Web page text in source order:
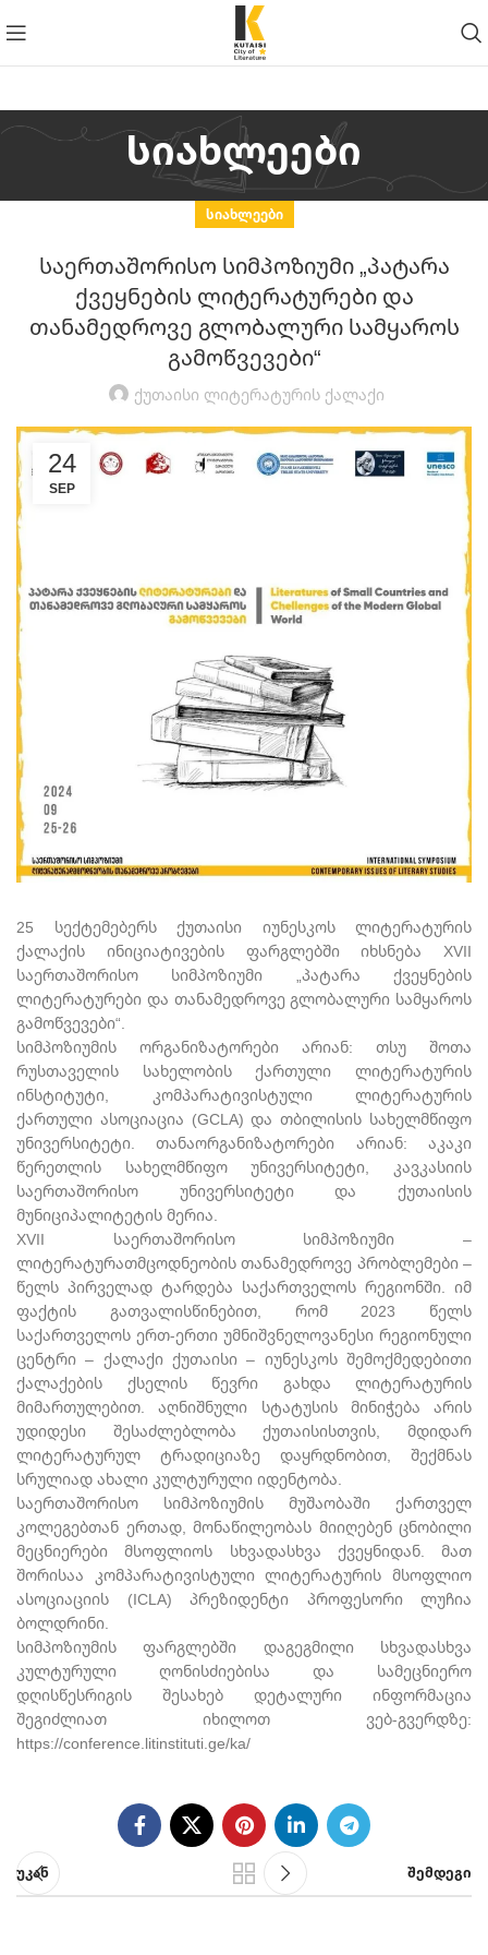
სიახლეები
ᲡᲘᲐᲮᲚᲔᲔᲑᲘ
საერთაშორისო სიმპოზიუმი „პატარა
ქვეყნების ლიტერატურები და
თანამედროვე გლობალური სამყაროს
გამოწვევები“
Ქუთაისი Ლიტერატურის Ქალაქი
24
SEP
25 სექტემებერს ქუთაისი იუნესკოს ლიტერატურის
ქალაქის ინიციატივების ფარგლებში იხსნება XVII
საერთაშორისო სიმპოზიუმი „პატარა ქვეყნების
ლიტერატურები და თანამედროვე გლობალური სამყაროს
გამოწვევები“.
სიმპოზიუმის ორგანიზატორები არიან: თსუ შოთა
რუსთაველის სახელობის ქართული ლიტერატურის
ინსტიტუტი, კომპარატივისტული ლიტერატურის
ქართული ასოციაცია (GCLA) და თბილისის სახელმწიფო
უნივერსიტეტი. თანაორგანიზატორები არიან: აკაკი
წერეთლის სახელმწიფო უნივერსიტეტი, კავკასიის
საერთაშორისო უნივერსიტეტი და ქუთაისის
მუნიციპალიტეტის მერია.
XVII საერთაშორისო სიმპოზიუმი –
ლიტერატურათმცოდნეობის თანამედროვე პრობლემები –
წელს პირველად ტარდება საქართველოს რეგიონში. იმ
ფაქტის გათვალისწინებით, რომ 2023 წელს
საქართველოს ერთ-ერთი უმნიშვნელოვანესი რეგიონული
ცენტრი – ქალაქი ქუთაისი – იუნესკოს შემოქმედებითი
ქალაქების ქსელის წევრი გახდა ლიტერატურის
მიმართულებით. აღნიშნული სტატუსის მინიჭება არის
უდიდესი შესაძლებლობა ქუთაისისთვის, მდიდარ
ლიტერატურულ ტრადიციაზე დაყრდნობით, შექმნას
სრულიად ახალი კულტურული იდენტობა.
საერთაშორისო სიმპოზიუმის მუშაობაში ქართველ
კოლეგებთან ერთად, მონაწილეობას მიიღებენ ცნობილი
მეცნიერები მსოფლიოს სხვადასხვა ქვეყნიდან. მათ
შორისაა კომპარატივისტული ლიტერატურის მსოფლიო
ასოციაციის (ICLA) პრეზიდენტი პროფესორი ლუჩია
ბოლდრინი.
სიმპოზიუმის ფარგლებში დაგეგმილი სხვადასხვა
კულტურული ღონისძიებისა და სამეცნიერო
დღისწესრიგის შესახებ დეტალური ინფორმაცია
შეგიძლიათ იხილოთ ვებ-გვერდზე:
https://conference.litinstituti.ge/ka/
უკან შემდეგი